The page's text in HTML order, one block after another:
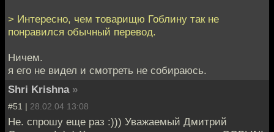
> Интересно, чем товарищю Гоблину так не
понравился обычный перевод.
Ничем.
я его не видел и смотреть не собираюсь.
Shri Krishna »
#51 | 28.02.04 13:08
Не. спрошу еще раз :))) Уважаемый Дмитрий